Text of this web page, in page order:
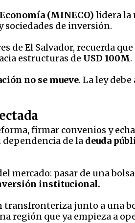
(MINECO) lidera la
de inversión.
de El Salvador, recuerda
estructuras de USD 100M.
no se mueve. La ley
firmar convenios y
de la deuda
mercado: pasar de una
institucional.
junto a una
región que ya empieza a